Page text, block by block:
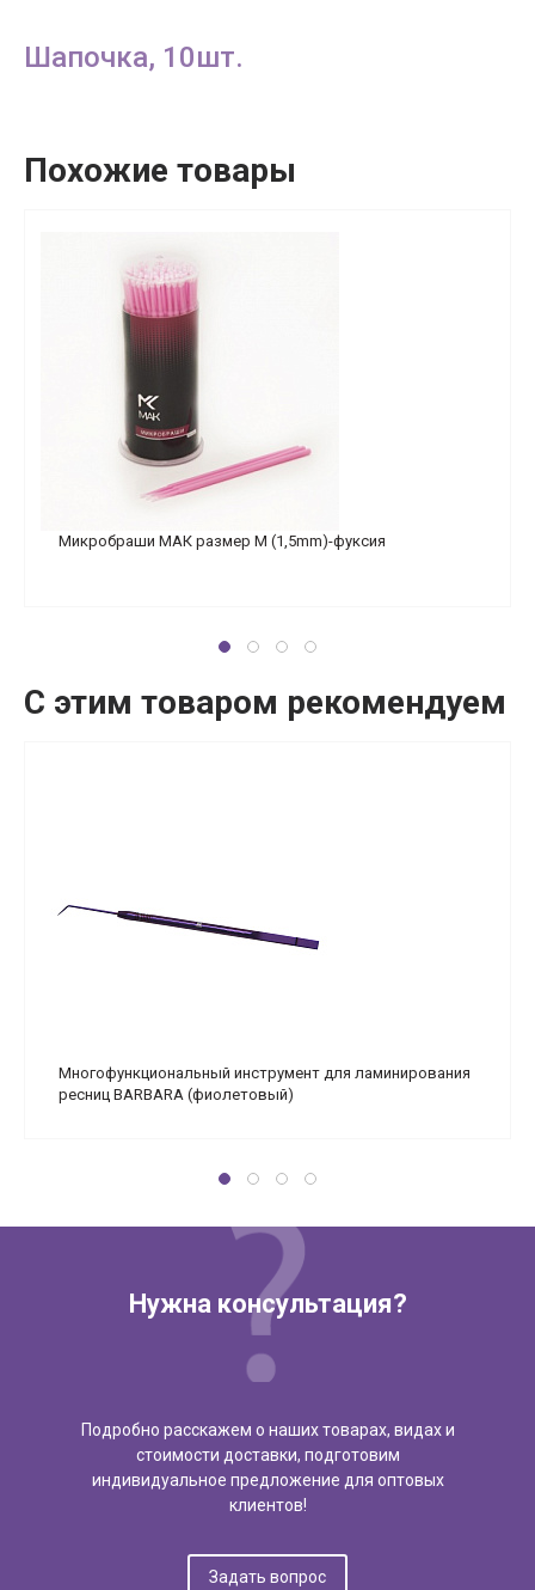
Шапочка, 10шт.
Похожие товары
Микробраши МАК размер M (1,5mm)-фуксия
С этим товаром рекомендуем
Многофункциональный инструмент для ламинирования
ресниц BARBARA (фиолетовый)
Нужна консультация?
Подробно расскажем о наших товарах, видах и
стоимости доставки, подготовим
индивидуальное предложение для оптовых
клиентов!
Задать вопрос